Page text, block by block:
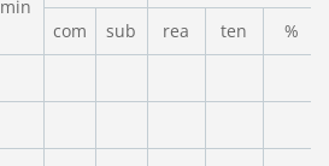
min
com sub rea ten %